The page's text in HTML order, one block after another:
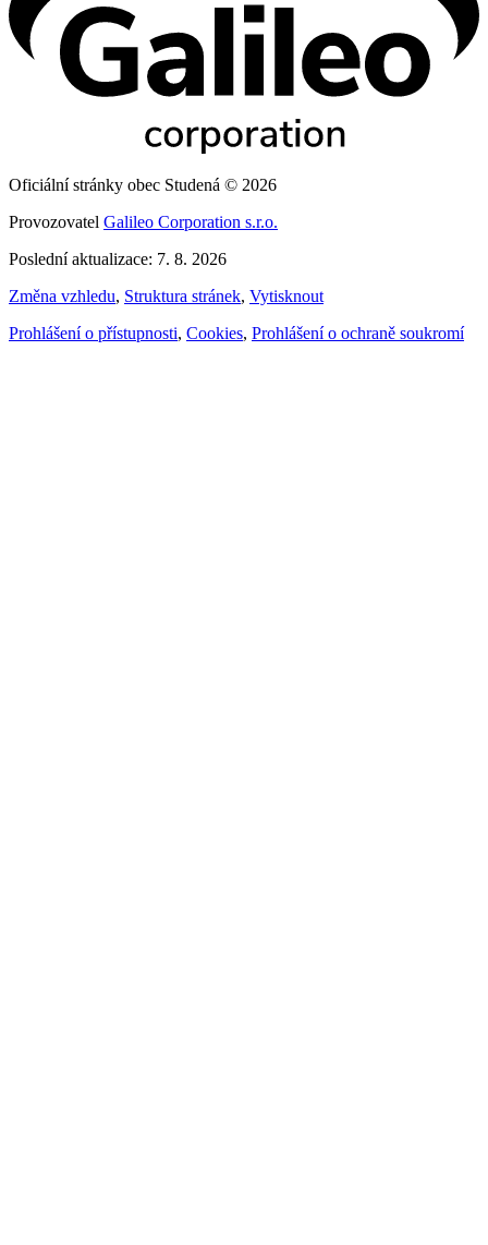
Oficiální stránky obec Studená © 2026
Provozovatel Galileo Corporation s.r.o.
Poslední aktualizace: 7. 8. 2026
Změna vzhledu, Struktura stránek, Vytisknout
Prohlášení o přístupnosti, Cookies, Prohlášení o ochraně soukromí